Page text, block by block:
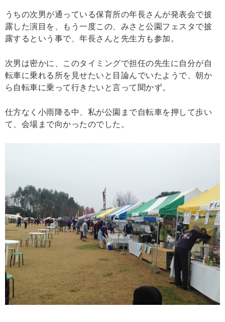
うちの次男が通っている保育所の年長さんが発表会で披
露した演目を、もう一度この、みさと公園フェスタで披
露するという事で、年長さんと先生方も参加。
次男は密かに、このタイミングで担任の先生に自分が自
転車に乗れる所を見せたいと目論んでいたようで、朝か
ら自転車に乗って行きたいと言って聞かず。
仕方なく小雨降る中、私が公園まで自転車を押して歩い
て、会場まで向かったのでした。